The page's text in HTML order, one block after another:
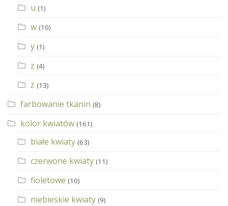
u (1)
w (10)
y (1)
z (4)
ż (13)
farbowanie tkanin (8)
kolor kwiatów (161)
białe kwiaty (63)
czerwone kwiaty (11)
fioletowe (10)
niebieskie kwiaty (9)